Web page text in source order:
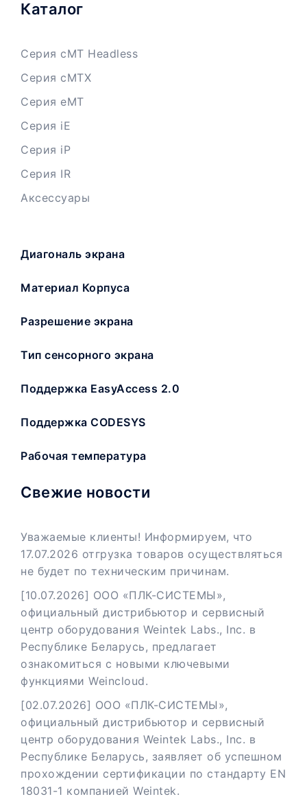
Каталог
Серия cMT Headless
Серия cMTX
Серия eMT
Серия iE
Серия iP
Серия IR
Аксессуары
Диагональ экрана
Материал Корпуса
Разрешение экрана
Тип сенсорного экрана
Поддержка EasyAccess 2.0
Поддержка CODESYS
Рабочая температура
Свежие новости
Уважаемые клиенты! Информируем, что
17.07.2026 отгрузка товаров осуществляться
не будет по техническим причинам.
[10.07.2026] ООО «ПЛК-СИСТЕМЫ»,
официальный дистрибьютор и сервисный
центр оборудования Weintek Labs., Inc. в
Республике Беларусь, предлагает
ознакомиться с новыми ключевыми
функциями Weincloud.
[02.07.2026] ООО «ПЛК-СИСТЕМЫ»,
официальный дистрибьютор и сервисный
центр оборудования Weintek Labs., Inc. в
Республике Беларусь, заявляет об успешном
прохождении сертификации по стандарту EN
18031-1 компанией Weintek.